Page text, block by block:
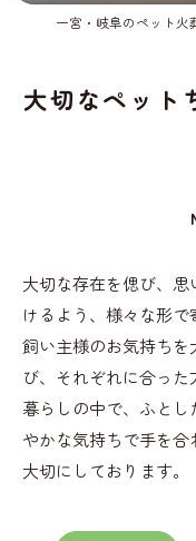
大切なペット
大切な存在を偲び、
けるよう、様々な形で
飼い主様のお気持ち
び、それぞれに合っ
暮らしの中で、ふと
やかな気持ちで手を
大切にしております。